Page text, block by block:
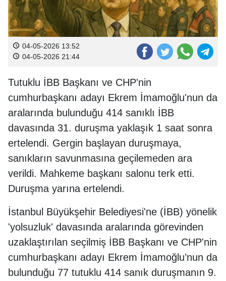
04-05-2026 13:52
04-05-2026 21:44
Tutuklu İBB Başkanı ve CHP'nin
cumhurbaşkanı adayı Ekrem İmamoğlu'nun da
aralarında bulunduğu 414 sanıklı İBB
davasında 31. duruşma yaklaşık 1 saat sonra
ertelendi. Gergin başlayan duruşmaya,
sanıkların savunmasına geçilemeden ara
verildi. Mahkeme başkanı salonu terk etti.
Duruşma yarına ertelendi.
İstanbul Büyükşehir Belediyesi'ne (İBB) yönelik
'yolsuzluk' davasında aralarında görevinden
uzaklaştırılan seçilmiş İBB Başkanı ve CHP'nin
cumhurbaşkanı adayı Ekrem İmamoğlu’nun da
bulunduğu 77 tutuklu 414 sanık duruşmanın 9.